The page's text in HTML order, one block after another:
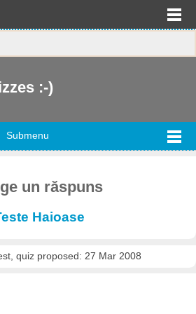
:-)
Submenu
un răspuns
Haioase
quiz proposed: 27 Mar 2008